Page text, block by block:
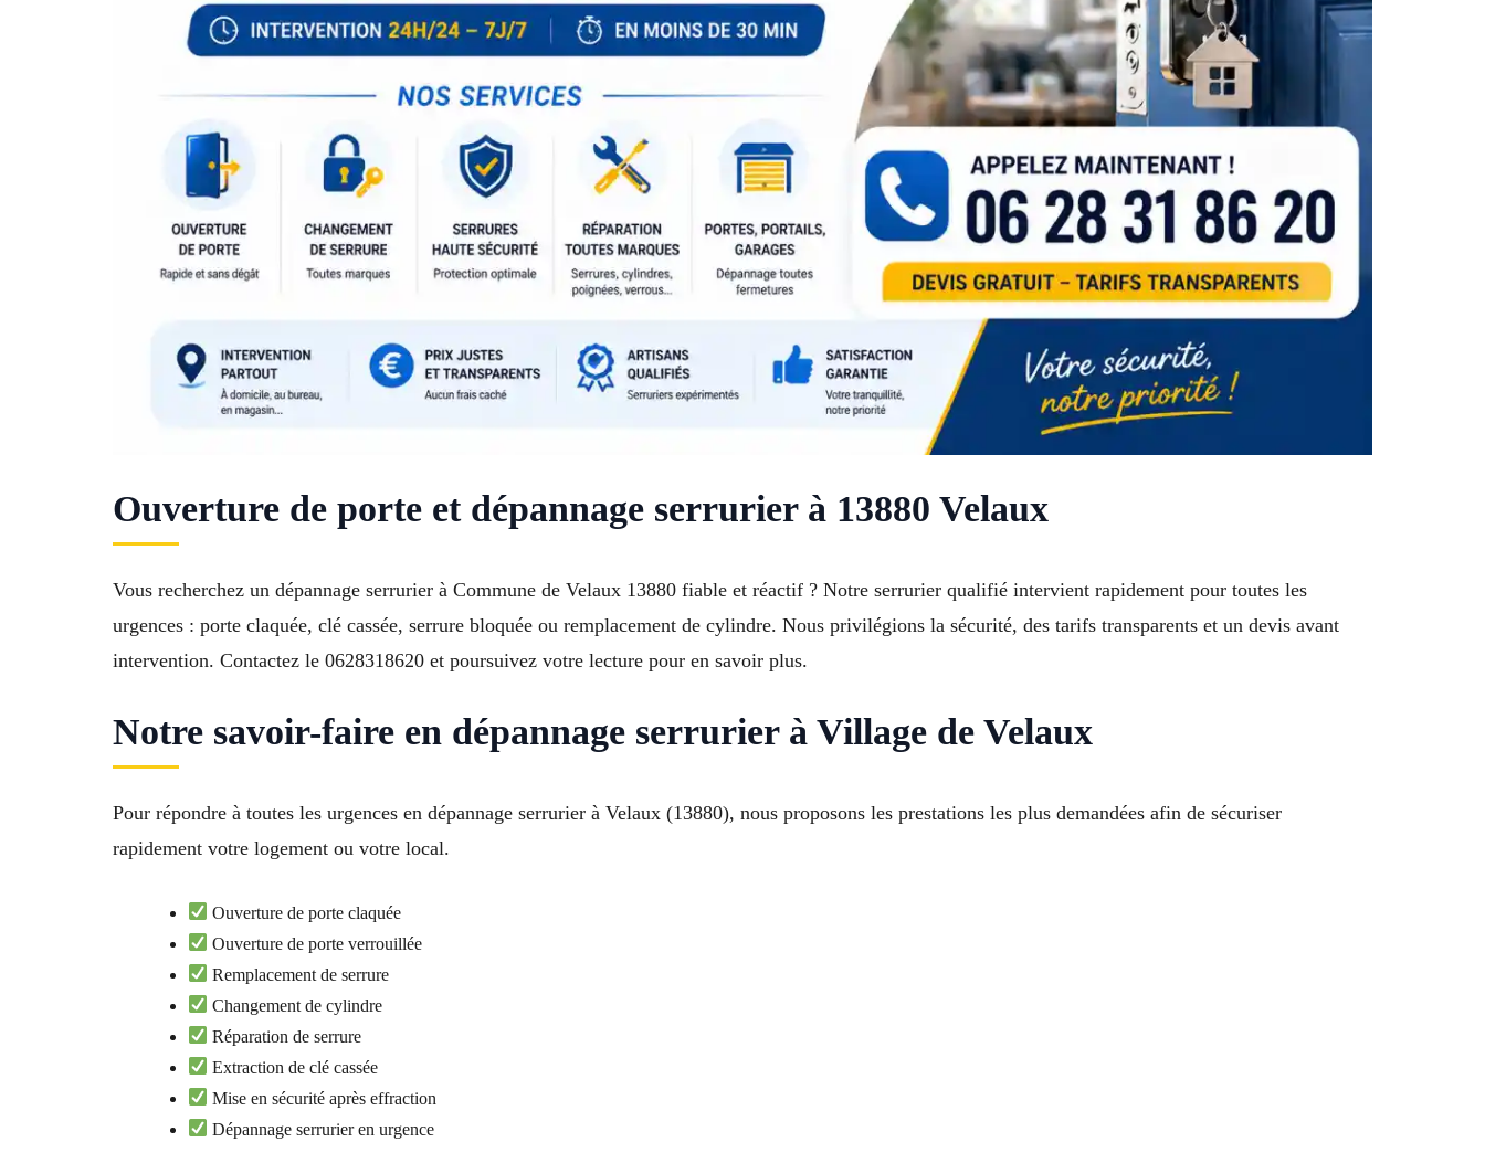
Ouverture de porte et dépannage serrurier à 13880 Velaux
Vous recherchez un dépannage serrurier à Commune de Velaux 13880 fiable et réactif ? Notre serrurier qualifié intervient rapidement pour toutes les
urgences : porte claquée, clé cassée, serrure bloquée ou remplacement de cylindre. Nous privilégions la sécurité, des tarifs transparents et un devis avant
intervention. Contactez le 0628318620 et poursuivez votre lecture pour en savoir plus.
Notre savoir-faire en dépannage serrurier à Village de Velaux
Pour répondre à toutes les urgences en dépannage serrurier à Velaux (13880), nous proposons les prestations les plus demandées afin de sécuriser
rapidement votre logement ou votre local.
Ouverture de porte claquée
Ouverture de porte verrouillée
Remplacement de serrure
Changement de cylindre
Réparation de serrure
Extraction de clé cassée
Mise en sécurité après effraction
Dépannage serrurier en urgence